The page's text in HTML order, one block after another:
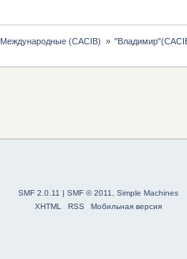
Международные (CACIB) »
SMF 2.0.11 | SMF © 2011, Simple Machines
XHTML
RSS Мобильная версия